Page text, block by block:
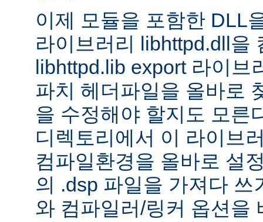
이제 모듈을 포함한 DLL
라이브러리 libhttpd.dll을
libhttpd.lib export 라이브
파치 헤더파일을 올바로
을 수정해야 할지도 모른
디렉토리에서 이 라이브
컴파일환경을 올바로 설
의 .dsp 파일을 가져다 쓰
와 컴파일러/링커 옵션을